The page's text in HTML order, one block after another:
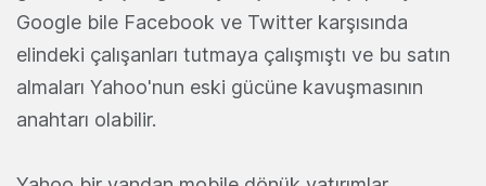
Google bile Facebook ve Twitter karşısında
elindeki çalışanları tutmaya çalışmıştı ve bu satın
almaları Yahoo'nun eski gücüne kavuşmasının
anahtarı olabilir.